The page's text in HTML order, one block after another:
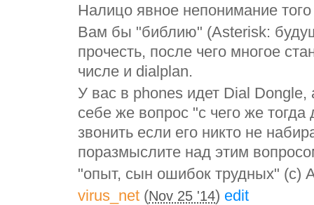
Налицо явное непонимание
Вам бы "библию" (Asterisk:
прочесть, после чего многое
числе и dialplan.
У вас в phones идет Dial
себе же вопрос "с чего же
звонить если его никто не
поразмыслите над этим
"опыт, сын ошибок трудных" (с)
virus_net (Nov 25 '14) edit